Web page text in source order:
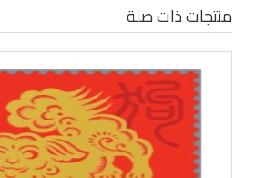
منتجات ذات صلة